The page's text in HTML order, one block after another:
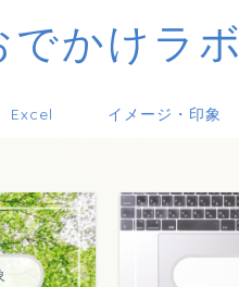
でかけラボ
Excel イメージ・印象